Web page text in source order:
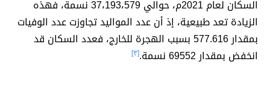
السكان لعام 2021م، حوالي 37،193،579 نسمة، فهذه
الزيادة تعد طبيعية، إذ أن عدد المواليد تجاوزت عدد الوفيات
بمقدار 577.616 بسبب الهجرة للخارج، فعدد السكان قد
انخفض بمقدار 69552 نسمة.
[٣]